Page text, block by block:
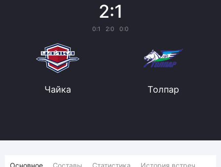
Чайка
2:1
0:1 2:0 0:0
Толпар
Основное Составы Статистика История встреч